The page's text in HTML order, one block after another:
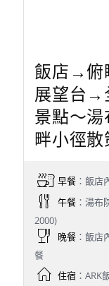
飯店→俯
展望台→
景點～
畔小徑
早餐：飯店
午餐：湯布
2000)
晚餐：飯店
餐
住宿：ARK